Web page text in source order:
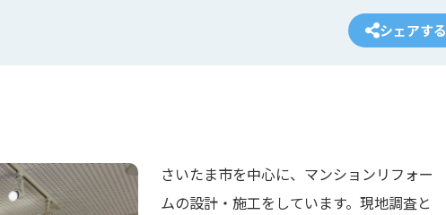
シェアする
さいたま市を中心に、マンションリフォー
ムの設計・施工をしています。現地調査と